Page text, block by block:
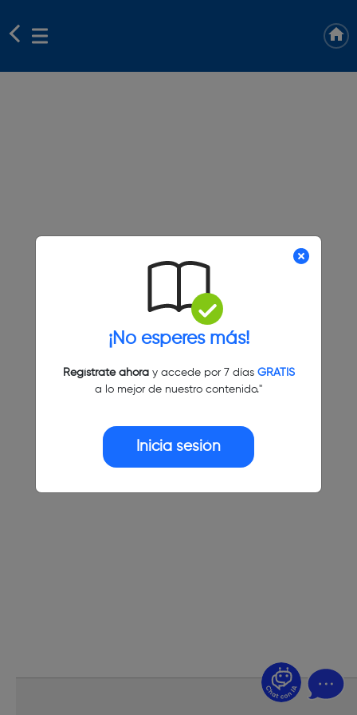
¡No esperes más!
Regístrate ahoray accede por 7 días GRATIS
a lo mejor de nuestro contenido."
Inicia sesión